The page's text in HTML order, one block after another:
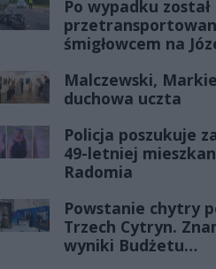
Po wypadku został
śmigłowcem na
żyłach
Malczewski,
duchowa uczta
Policja poszukuje
49-letniej
Radomia
Powstanie chytry
Trzech Cytryn.
wyniki Budżetu